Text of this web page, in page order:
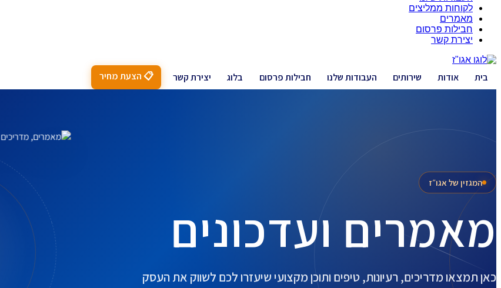
לקוחות ממליצים
מאמרים
חבילות פרסום
יצירת קשר
בית אודות שירותים העבודות שלנו חבילות פרסום בלוג יצירת קשר 📋 הצעת מחיר
המגזין של אגו״ז
מאמרים ועדכונים
כאן תמצאו מדריכים, רעיונות, טיפים ותוכן מקצועי שיעזרו לכם לשווק את העסק